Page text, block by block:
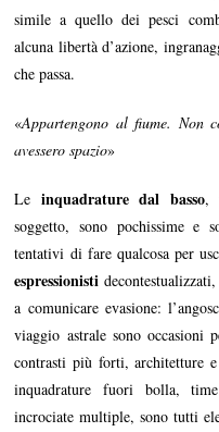
simile a quello dei pesci
alcuna libertà d’azione,
che passa.
«Appartengono al fiume. Non
avessero spazio»
Le inquadrature dal basso,
soggetto, sono pochissime
tentativi di fare qualcosa per
espressionisti
a comunicare evasione:
viaggio astrale sono occasioni
contrasti più forti, architetture
inquadrature fuori bolla,
incrociate multiple, sono tutti